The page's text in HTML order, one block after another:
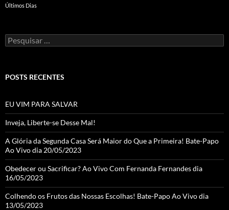
Últimos Dias
Pesquisar
por:
POSTS RECENTES
EU VIM PARA SALVAR
Inveja, Liberte-se Desse Mal!
A Glória da Segunda Casa Será Maior do Que a Primeira! Bate-Papo
Ao Vivo dia 20/05/2023
Obedecer ou Sacrificar? Ao Vivo Com Fernanda Fernandes dia
16/05/2023
Colhendo os Frutos das Nossas Escolhas! Bate-Papo Ao Vivo dia
13/05/2023